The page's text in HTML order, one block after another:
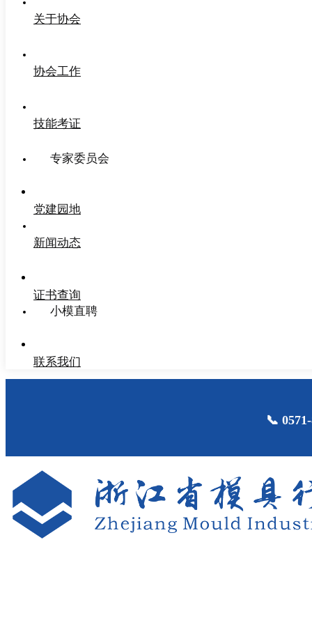
关于协会
协会工作
技能考证
专家委员会
党建园地
新闻动态
证书查询
小模直聘
联系我们
📞